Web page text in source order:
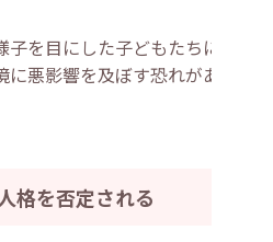
を目にした子どもたちにも不
悪影響を及ぼす恐れがありま
格を否定される